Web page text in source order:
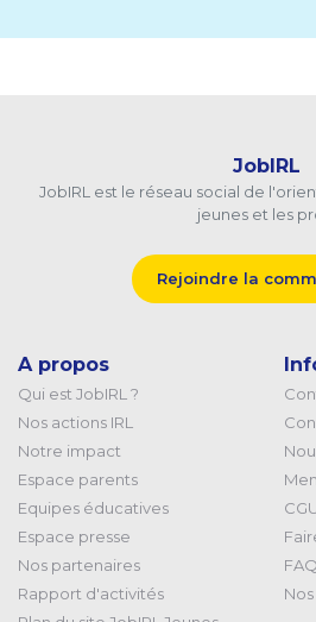
JobIRL
JobIRL est le réseau social de
jeunes et les
Rejoindre la
A propos
Qui est JobIRL ?
Nos actions IRL
Notre impact
Espace parents
Equipes éducatives
Espace presse
Nos partenaires
Rapport d'activités
FAQ